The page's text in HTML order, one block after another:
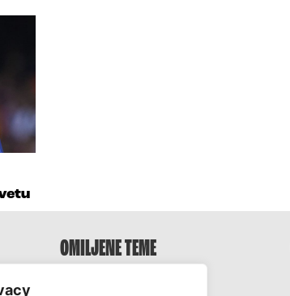
OMILJENE TEME